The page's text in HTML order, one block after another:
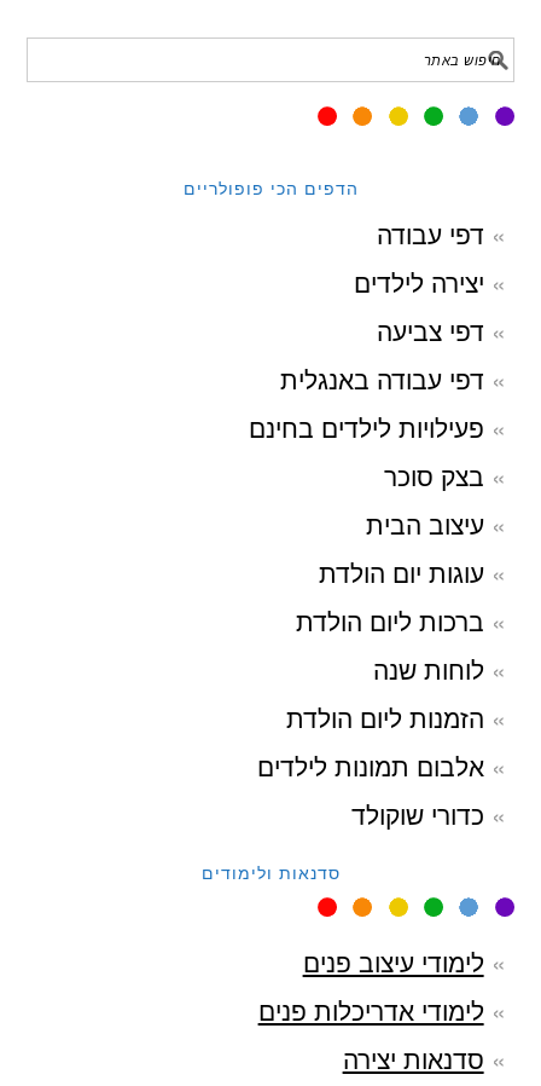
הדפים הכי פופולריים
דפי עבודה
יצירה לילדים
דפי צביעה
דפי עבודה באנגלית
פעילויות לילדים בחינם
בצק סוכר
עיצוב הבית
עוגות יום הולדת
ברכות ליום הולדת
לוחות שנה
הזמנות ליום הולדת
אלבום תמונות לילדים
כדורי שוקולד
סדנאות ולימודים
לימודי עיצוב פנים
לימודי אדריכלות פנים
סדנאות יצירה